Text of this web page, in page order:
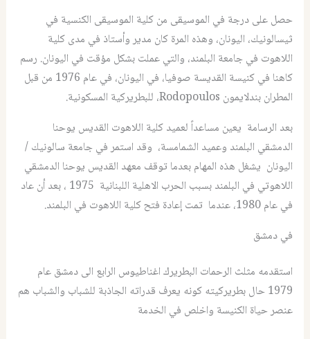
حصل على درجة في الموسيقى من كلية الموسيقى الكنسية في
ثيسالونيك، اليونان، وهذه المرة كان مدير وأستاذ في مدى كلية
اللاهوت في جامعة البلمند، والتي عملت بشكل مؤقت في اليونان. رسم
كاهنا في كنيسة القديسة صوفيا، في اليونان، في عام 1976 من قبل
المطران بندلايمون Rodopoulos، للبطريركية المسكونية.
بعد الرسامة يعين مساعداً لعميد كلية اللاهوت القديس يوحنا
الدمشقي البلمند وعميد الشمامسة، وقد استمر في جامعة سالونيك /
اليونان يشغل هذه المهام بعدما توقف معهد القديس يوحنا الدمشقي
اللاهوتي في البلمند بسبب الحرب الاهلية اللبنانية 1975 ، بعد أن عاد
في عام 1980، عندما تمت إعادة فتح كلية اللاهوت في البلمند.
في دمشق
استقدمه مثلث الرحمات البطريرك اغناطيوس الرابع الى دمشق عام
1979 حال بطريركيته كونه يعرف قدراته الجاذبة للشباب والشباب هم
عنصر حياة الكنيسة واخلص في الخدمة